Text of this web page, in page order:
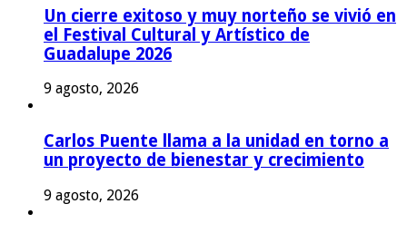
Un cierre exitoso y muy norteño se vivió en
el Festival Cultural y Artístico de
Guadalupe 2026
9 agosto, 2026
Carlos Puente llama a la unidad en torno a
un proyecto de bienestar y crecimiento
9 agosto, 2026